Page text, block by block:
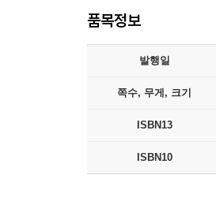
품목정보
발행일
쪽수, 무게, 크기
ISBN13
ISBN10